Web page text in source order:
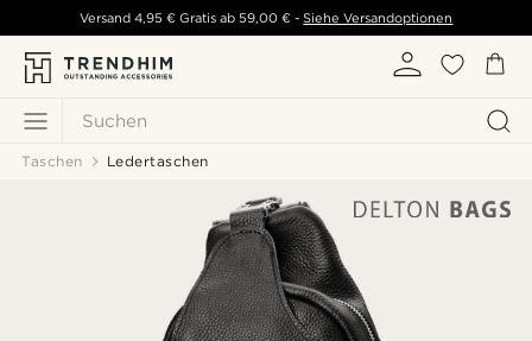
Suchen
Versand 4,95 € Gratis ab 59,00 € - Siehe Versandoptionen
Taschen Ledertaschen